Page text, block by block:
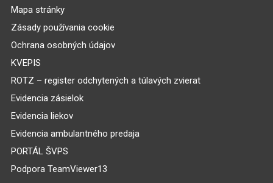
Mapa stránky
Zásady používania cookie
Ochrana osobných údajov
KVEPIS
ROTZ – register odchytených a túlavých zvierat
Evidencia zásielok
Evidencia liekov
Evidencia ambulantného predaja
PORTÁL ŠVPS
Podpora TeamViewer13